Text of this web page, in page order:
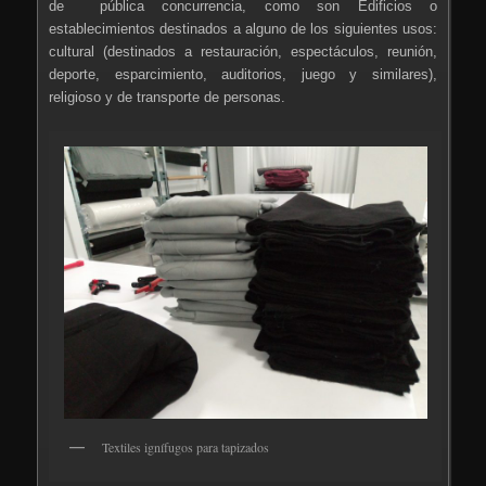
de pública concurrencia, como son Edificios o
establecimientos destinados a alguno de los siguientes usos:
cultural (destinados a restauración, espectáculos, reunión,
deporte, esparcimiento, auditorios, juego y similares),
religioso y de transporte de personas.
Textiles ignífugos para tapizados